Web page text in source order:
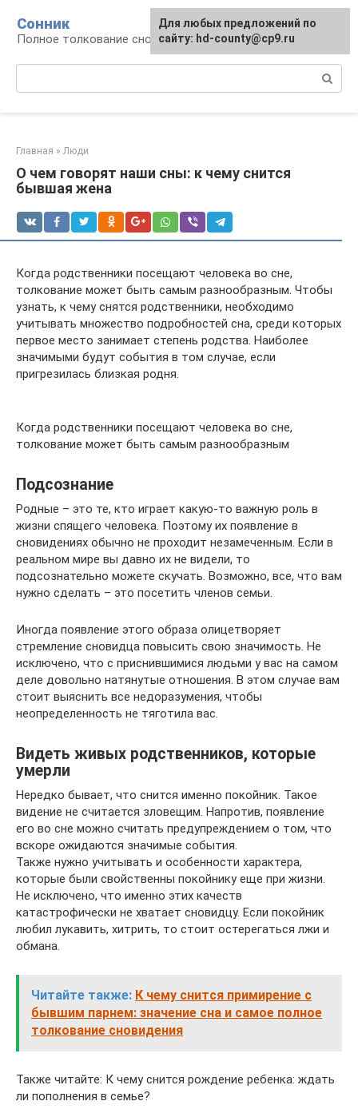
контенту
Сонник
Полное толкование снов
Главная » Люди
О чем говорят наши сны: к чему снится
бывшая жена
Когда родственники посещают человека во сне,
толкование может быть самым разнообразным. Чтобы
узнать, к чему снятся родственники, необходимо
учитывать множество подробностей сна, среди которых
первое место занимает степень родства. Наиболее
значимыми будут события в том случае, если
пригрезилась близкая родня.
Когда родственники посещают человека во сне,
толкование может быть самым разнообразным
Подсознание
Родные – это те, кто играет какую-то важную роль в
жизни спящего человека. Поэтому их появление в
сновидениях обычно не проходит незамеченным. Если в
реальном мире вы давно их не видели, то
подсознательно можете скучать. Возможно, все, что вам
нужно сделать – это посетить членов семьи.
Иногда появление этого образа олицетворяет
стремление сновидца повысить свою значимость. Не
исключено, что с приснившимися людьми у вас на самом
деле довольно натянутые отношения. В этом случае вам
стоит выяснить все недоразумения, чтобы
неопределенность не тяготила вас.
Видеть живых родственников, которые
умерли
Нередко бывает, что снится именно покойник. Такое
видение не считается зловещим. Напротив, появление
его во сне можно считать предупреждением о том, что
вскоре ожидаются значимые события.
Также нужно учитывать и особенности характера,
которые были свойственны покойнику еще при жизни.
Не исключено, что именно этих качеств
катастрофически не хватает сновидцу. Если покойник
любил лукавить, хитрить, то стоит остерегаться лжи и
обмана.
Читайте также: К чему снится примирение с
бывшим парнем: значение сна и самое полное
толкование сновидения
Также читайте: К чему снится рождение ребенка: ждать
ли пополнения в семье?
Для любых предложений по
сайту: hd-county@cp9.ru